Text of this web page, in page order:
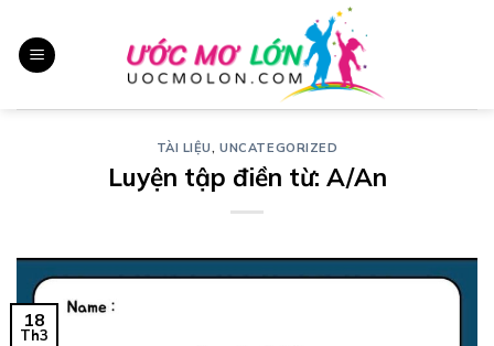
đến
nội
TÀI LIỆU,UNCATEGORIZED
Luyện tập điền từ: A/An
18
Th3